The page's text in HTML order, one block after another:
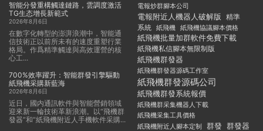
智能分發重構觸達鏈路，雲調度激活
TG生态增長新範式
2026年8月6日
在數字化轉型的澎湃浪潮中，智能通
信技術正以前所未有的速度重塑行業
格局。作爲精準觸達與高效運營的核
心工...
700%效率躍升：智能群發引擎驅動
紙飛機采購新藍海
2026年8月6日
近日，國内通訊軟件與智能營銷領域
迎來新一輪技術革新浪潮。以“飛機群
發器”和“紙飛機附近人手機軟件采購...
電報炒群腳本公司
電報附近人機器人破解版 精準
系統 紙飛機 紙飛機協議腳本價格
紙飛機批量加群軟件免費下載
紙飛機私信腳本無限制版
紙飛機群發器
紙飛機群發器源碼工作室
紙飛機群發源碼公司
紙飛機群發系統報價
紙飛機群采集機器人下載
紙飛機采集工具價格
紙飛機附近人腳本定制
群發 群發器